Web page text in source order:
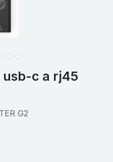
c a rj45
G2